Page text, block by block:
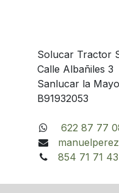
Solucar Tractor
Calle Albañiles 3
Sanlucar la
B91932053
622 87 77
854 71 71 43